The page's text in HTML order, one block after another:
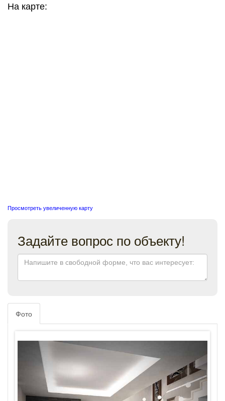
На карте:
Просмотреть увеличенную карту
Задайте вопрос по объекту!
Фото